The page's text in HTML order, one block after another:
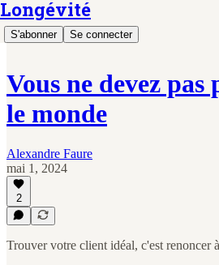
Longévité
S'abonner Se connecter
Vous ne devez
le monde
Alexandre Faure
mai 1, 2024
2
Trouver votre client idéal, c'est renoncer